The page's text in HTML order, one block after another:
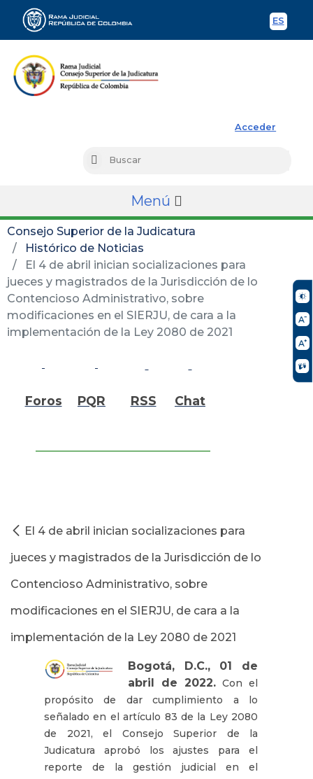
ES
Acceder
Buscar
Menú
Consejo Superior de la Judicatura
Histórico de Noticias
El 4 de abril inician socializaciones para
jueces y magistrados de la Jurisdicción de lo
Contencioso Administrativo, sobre
modificaciones en el SIERJU, de cara a la
implementación de la Ley 2080 de 2021
Foros PQR RSS Chat
El 4 de abril inician socializaciones para
jueces y magistrados de la Jurisdicción de lo
Contencioso Administrativo, sobre
modificaciones en el SIERJU, de cara a la
implementación de la Ley 2080 de 2021
Bogotá, D.C., 01 de
abril de 2022. Con el
propósito de dar cumplimiento a lo
señalado en el artículo 83 de la Ley 2080
de 2021, el Consejo Superior de la
Judicatura aprobó los ajustes para el
reporte de la gestión judicial en el